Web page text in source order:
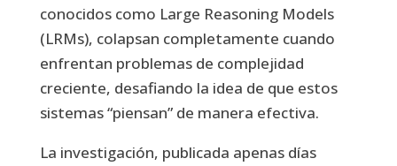
conocidos como Large Reasoning Models
(LRMs), colapsan completamente cuando
enfrentan problemas de complejidad
creciente, desafiando la idea de que estos
sistemas “piensan” de manera efectiva.
La investigación, publicada apenas días